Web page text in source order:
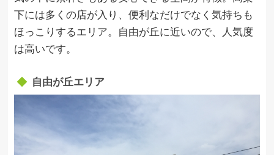
下には多くの店が入り、便利なだけでなく気持ちも
ほっこりするエリア。自由が丘に近いので、人気度
は高いです。
自由が丘エリア